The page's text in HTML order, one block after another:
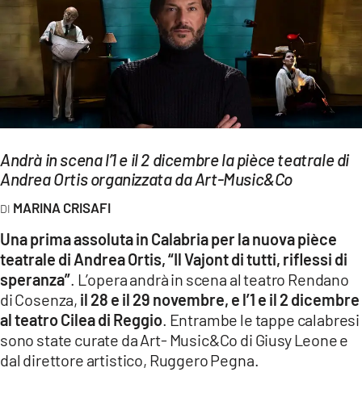
ECONOMIA E LAVORO
EVENTI
SPORT
Streaming
LAC TV
Network
LACPLAY.IT
LACTV.IT
Andrà in scena l’1 e il 2 dicembre la pièce teatrale di
Andrea Ortis organizzata da Art-Music&Co
MARINA CRISAFI
Una prima assoluta in Calabria per la nuova pièce
teatrale di Andrea Ortis, “Il Vajont di tutti, riflessi di
speranza” . L’opera andrà in scena al teatro Rendano
di Cosenza, il 28 e il 29 novembre, e l’1 e il 2 dicembre
al teatro Cilea di Reggio . Entrambe le tappe calabresi
sono state curate da Art- Music&Co di Giusy Leone e
dal direttore artistico, Ruggero Pegna.